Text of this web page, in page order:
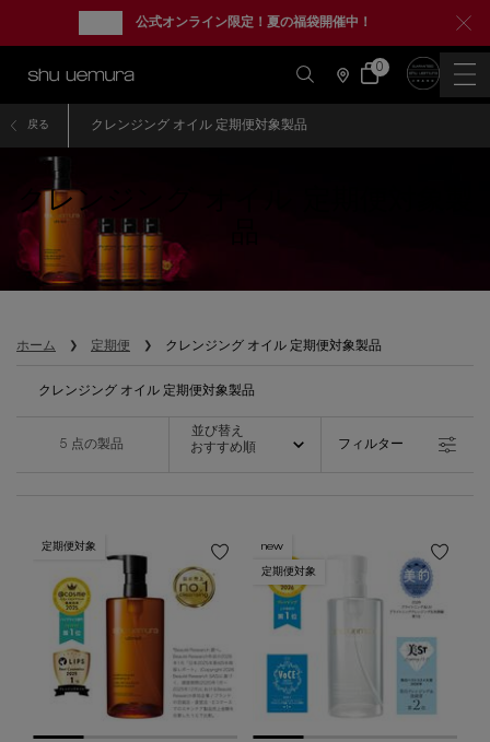
公式オンライン限定！夏の福袋開催中！
店
情
カ 0
0 カート内の製品
戻る クレンジング オイル 定期便対象製品
クレンジング オイル 定期便対象製
ホーム 定期便 クレンジング オイル 定期便対象製品
クレンジング オイル 定期便対象製品
5 点の製品
並び替え
おすすめ順
並び替え
フィルター
フィルターメニュー
定期便対象 new
定期便対象